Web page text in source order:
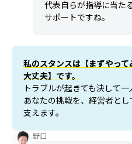
代表自らが指導に当た
サポートですね。
私のスタンスは【まずやっ
大丈夫】です。
トラブルが起きても決して一
あなたの挑戦を、経営者と
支えます。
野口